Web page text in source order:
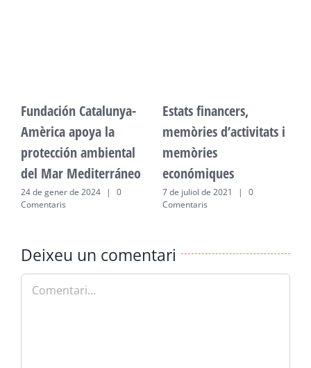
Fundación Catalunya-
Amèrica apoya la
protección ambiental
del Mar Mediterráneo
24 de gener de 2024 |
0
Comentaris
Estats financers,
memòries d’activitats i
memòries
económiques
7 de juliol de 2021 |
0
Comentaris
Deixeu un comentari